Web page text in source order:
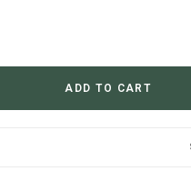
ADD TO CART